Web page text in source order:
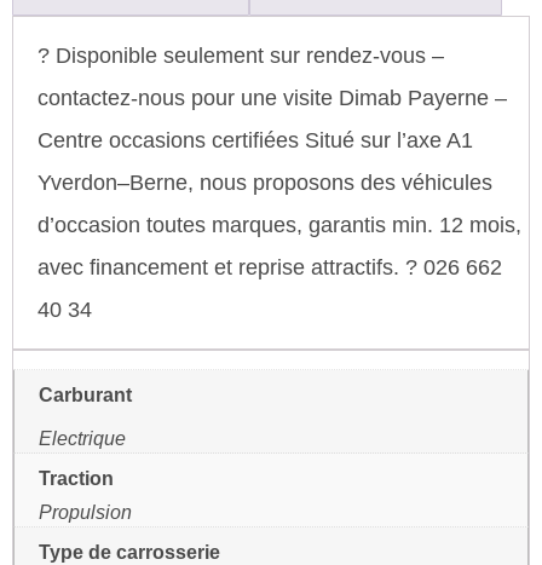
? Disponible seulement sur rendez-vous –
contactez-nous pour une visite Dimab Payerne –
Centre occasions certifiées Situé sur l’axe A1
Yverdon–Berne, nous proposons des véhicules
d’occasion toutes marques, garantis min. 12 mois,
avec financement et reprise attractifs. ? 026 662
40 34
Carburant
Electrique
Traction
Propulsion
Type de carrosserie